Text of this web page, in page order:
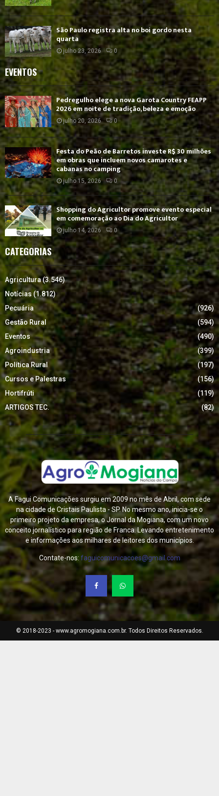
São Paulo registra alta no boi gordo nesta
quarta
julho 23, 2026 0
EVENTOS
Pedregulho elege a nova Garota Country FEAPP
2026 em noite de tradição, beleza e emoção
julho 20, 2026 0
Festa do Peão de Barretos investe R$ 30 milhões
em obras que incluem novos camarotes e
cabanas no camping
julho 15, 2026 0
Shopping do Agricultor promove evento especial
em comemoração ao Dia do Agricultor
julho 14, 2026 0
CATEGORIAS
Agricultura(3.546)
Notícias (1.812)
Pecuária
(926)
Gestão Rural
(594)
Eventos
(490)
Agroindustria
(399)
Política Rural
(197)
Cursos e Palestras
(156)
Hortifrúti
(119)
ARTIGOS TEC.
(82)
A Fagui Comunicações surgiu em 2009 no mês de Abril, com sede
na cidade de Cristais Paulista - SP. No mesmo ano, inicia-se o
primeiro projeto da empresa, o Jornal da Mogiana, com um novo
conceito jornalístico para região de Franca. Levando entretenimento
e informações aos milhares de leitores dos municípios.
Contate-nos: faguicomunicacoes@gmail.com
© 2018-2023 - www.agromogiana.com.br. Todos Direitos Reservados.